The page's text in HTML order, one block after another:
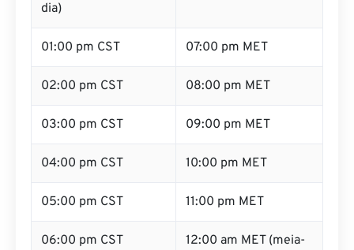
dia)
01:00 pm CST 07:00 pm MET
02:00 pm CST 08:00 pm MET
03:00 pm CST 09:00 pm MET
04:00 pm CST 10:00 pm MET
05:00 pm CST 11:00 pm MET
06:00 pm CST
12:00 am MET (meia-